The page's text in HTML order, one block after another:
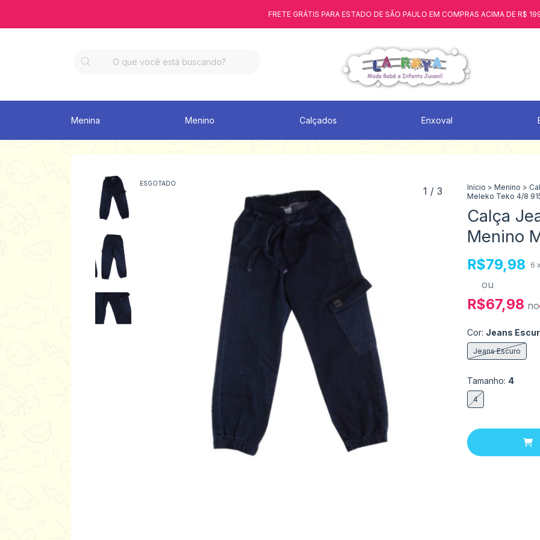
FRETE GRÁTIS PARA ESTADO DE SÃO PAULO EM COMPRAS ACIMA DE R$
Menina Menino Calçados Enxoval
ESGOTADO
1 / 3 Início > Menino >
Meleko Teko 4/8
Calça
Menino
R$79,98 6
ou
R$67,98 no
Cor: Jeans
Jeans Escuro
Tamanho: 4
4